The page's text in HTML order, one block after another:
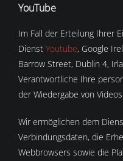
YouTube
Im Fall der Erteilung Ihrer
Dienst Youtube, Google
Barrow Street, Dublin 4,
Verantwortliche Ihre
der Wiedergabe von
Wir ermöglichen dem
Verbindungsdaten, die
Webbrowsers sowie die